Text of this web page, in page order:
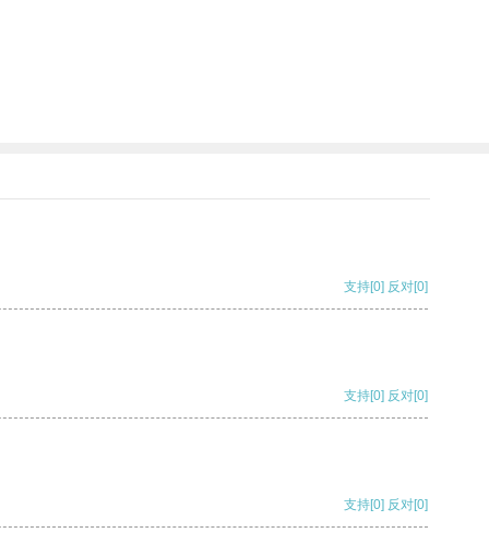
支持[0] 反对[0]
支持[0] 反对[0]
支持[0] 反对[0]